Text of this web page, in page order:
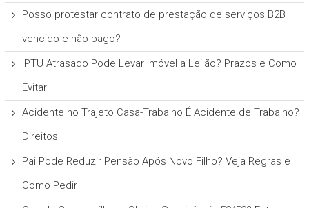
Posso protestar contrato de prestação de serviços B2B
vencido e não pago?
IPTU Atrasado Pode Levar Imóvel a Leilão? Prazos e Como
Evitar
Acidente no Trajeto Casa-Trabalho É Acidente de Trabalho?
Direitos
Pai Pode Reduzir Pensão Após Novo Filho? Veja Regras e
Como Pedir